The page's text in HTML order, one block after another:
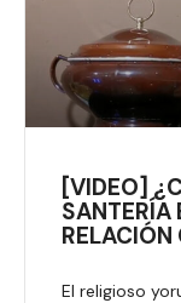
[VIDEO]
SANTERÍA
RELACIÓN
El religioso